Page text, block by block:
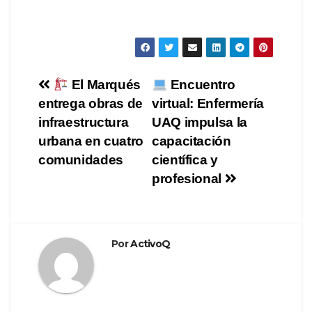
Navegación
de
entradas
Encuentro
virtual: Enfermería
UAQ impulsa la
capacitación
científica y
profesional
El Marqués
entrega obras de
infraestructura
urbana en cuatro
comunidades
PorActivoQ